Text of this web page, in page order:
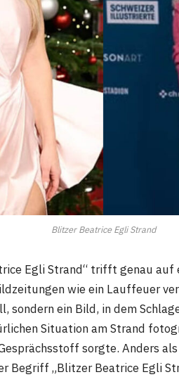
Blitzer Beatrice Egli Strand
Egli Strand“ trifft genau auf
wie ein Lauffeuer
sondern ein Bild, in dem
Situation am Strand
sorgte. Anders
Begriff „Blitzer Beatrice Egli